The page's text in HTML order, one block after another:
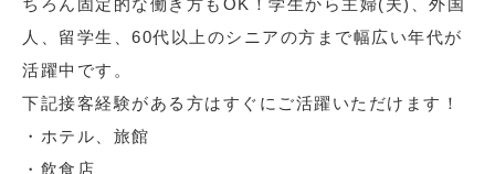
ちろん固定的な働き方もOK！学生から主婦(夫)、外国
人、留学生、60代以上のシニアの方まで幅広い年代が
活躍中です。
下記接客経験がある方はすぐにご活躍いただけます！
・ホテル、旅館
・飲食店